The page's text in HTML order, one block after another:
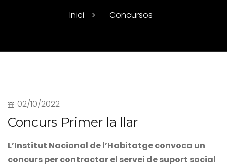
Inici Concursos
02/10/2022
Concurs Primer la llar
L’Institut Nacional de l’Habitatge convoca un
concurs per contractar el servei de suport social